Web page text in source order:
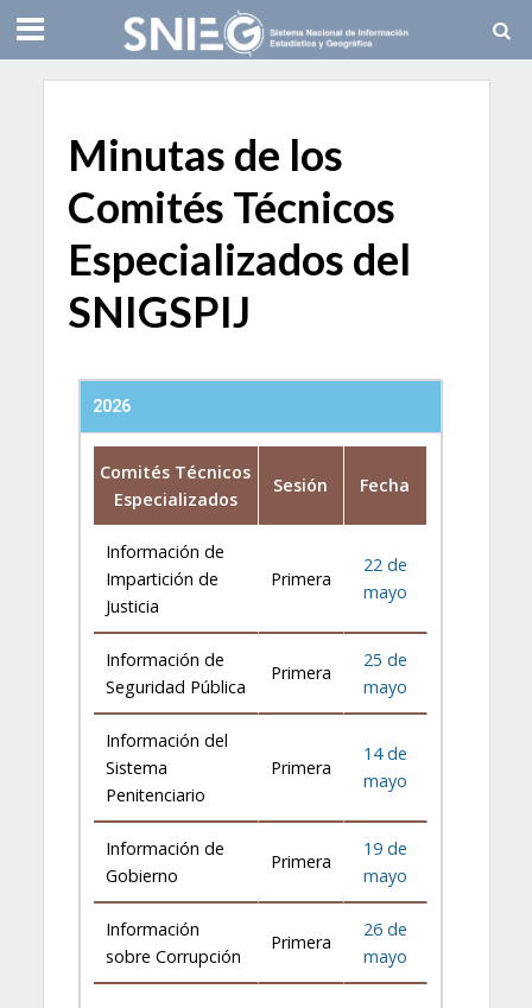
Minutas de los
Comités Técnicos
Especializados del
SNIGSPIJ
2026
Comités Técnicos
Especializados
Sesión Fecha
Información de
Impartición de
Justicia
Primera
22 de
mayo
Información de
Seguridad Pública
Primera
25 de
mayo
Información del
Sistema
Penitenciario
Primera
14 de
mayo
Información de
Gobierno
Primera
19 de
mayo
Información
sobre Corrupción
Primera
26 de
mayo